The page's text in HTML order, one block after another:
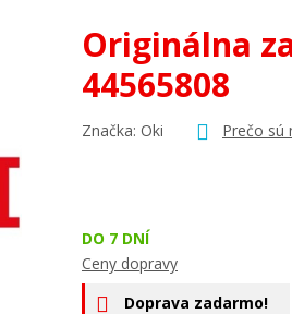
Originálna
44565808
Značka: Oki Prečo sú
DO 7 DNÍ
Ceny dopravy
Doprava zadarmo!